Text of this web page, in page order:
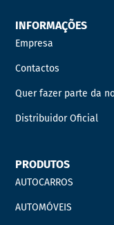
INFORMAÇÕES
Empresa
Contactos
Quer fazer parte da
Distribuidor Oficial
PRODUTOS
AUTOCARROS
AUTOMÓVEIS